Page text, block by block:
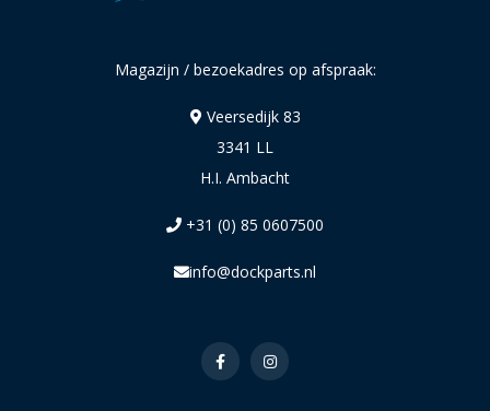
Magazijn / bezoekadres op afspraak:
Veersedijk 83
3341 LL
H.I. Ambacht
+31 (0) 85 0607500
info@dockparts.nl